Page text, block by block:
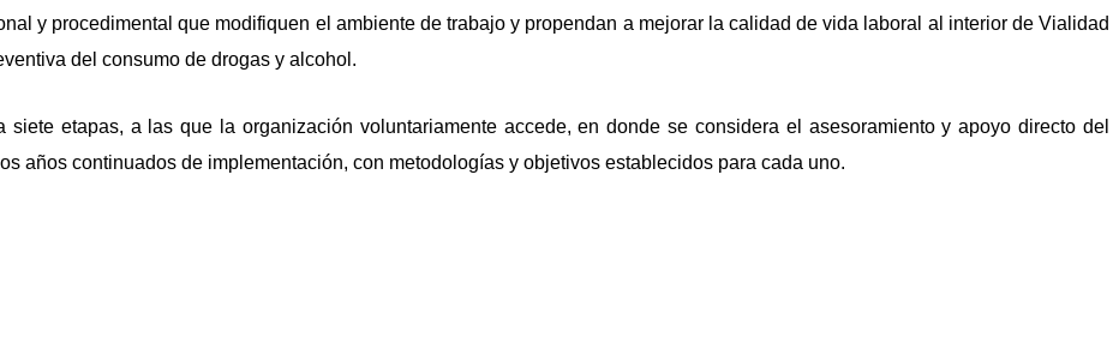
y procedimental que modifiquen el ambiente de trabajo y propendan a mejorar la calidad de vida laboral al interior de Vialidad
del consumo de drogas y alcohol.
siete etapas, a las que la organización voluntariamente accede, en donde se considera el asesoramiento y apoyo directo del
años continuados de implementación, con metodologías y objetivos establecidos para cada uno.